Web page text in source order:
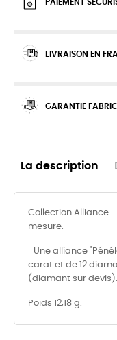
PAIEMENT
LIVRAISON EN
GARANTIE
La description
Collection Alliance
mesure.
Une alliance
carat et de 12
(diamant sur devis).
Poids 12,18 g.